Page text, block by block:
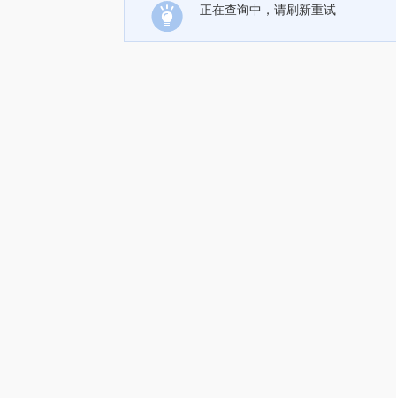
正在查询中，请刷新重试